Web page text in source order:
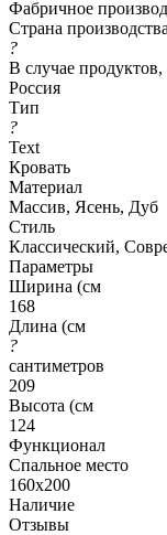
Фабричное
Страна производства
?
В случае
Россия
Тип
?
Text
Кровать
Материал
Массив, Ясень, Дуб
Стиль
Классический,
Параметры
Ширина (см
168
Длина (см
?
сантиметров
209
Высота (см
124
Функционал
Спальное место
160x200
Наличие
Отзывы